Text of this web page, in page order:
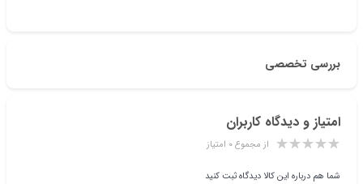
بررسی تخصصی
امتیاز و دیدگاه کاربران
از مجموع ۰ امتیاز
شما هم درباره این کالا دیدگاه ثبت کنید